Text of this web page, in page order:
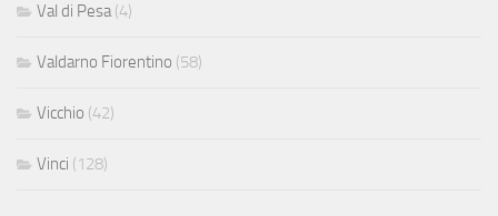
Val di Pesa(4)
Valdarno Fiorentino (58)
Vicchio (42)
Vinci (128)